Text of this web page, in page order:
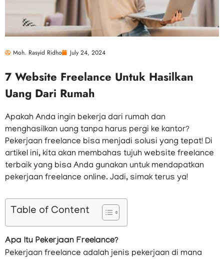
Moh. Rasyid Ridho July 24, 2024
7 Website Freelance Untuk Hasilkan
Uang Dari Rumah
Apakah Anda ingin bekerja dari rumah dan
menghasilkan uang tanpa harus pergi ke kantor?
Pekerjaan freelance bisa menjadi solusi yang tepat! Di
artikel ini, kita akan membahas tujuh website freelance
terbaik yang bisa Anda gunakan untuk mendapatkan
pekerjaan freelance online. Jadi, simak terus ya!
Table of Content
Apa Itu Pekerjaan Freelance?
Pekerjaan freelance adalah jenis pekerjaan di mana